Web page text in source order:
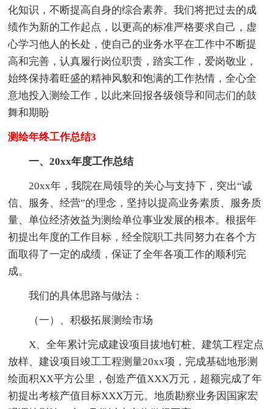
化知识，不断提高自身的综合素养。我们将把过去的成
绩作为新的工作起点，以更高的标准严格要求自己，虚
心学习他人的长处，使自己的业务水平在工作中不断提
高和完善，认真履行岗位职责，踏实工作，爱岗敬业，
始终保持着旺盛的精神风貌和饱满的工作热情，全心全
意地投入测绘工作，以此来回报各级领导和同志们的鼓
舞和期盼
测绘年终工作总结3
一、20xx年度工作总结
20xx年，我院在局领导的关心与支持下，突出“诚
信、服务、经营”的理念，坚持以提高业务素质、服务质
量、单位经济效益为测绘单位事业发展的根本。根据年
初提出年度的工作目标，经全院职工共同努力在各个方
面取得了一定的成绩，保证了全年各项工作的顺利完
成。
我们的具体思路与做法：
（一）、积极拓展测绘市场
X、全年累计完成建设项目拔地钉桩、建筑工程定点
放样、建设项目竣工工程测量20xx项，完成基础地形测
绘面积XX平方公里，创造产值XXX万元，超额完成了年
初提出考核产值目标XXX万元。地质勘察业务因国家宏